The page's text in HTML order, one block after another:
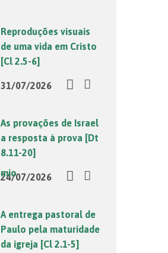
Reproduções visuais
de uma vida em Cristo
[Cl 2.5-6]
31/07/2026
As provações de Israel
a resposta à prova [Dt
8.11-20]
24/07/2026
A entrega pastoral de
Paulo pela maturidade
da igreja [Cl 2.1-5]